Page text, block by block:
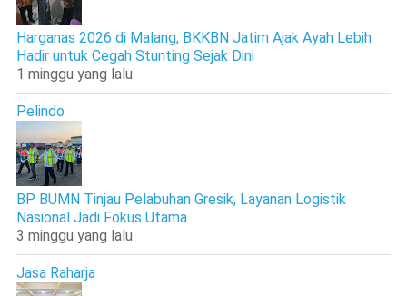
Harganas 2026 di Malang, BKKBN Jatim Ajak Ayah Lebih
Hadir untuk Cegah Stunting Sejak Dini
1 minggu yang lalu
Pelindo
BP BUMN Tinjau Pelabuhan Gresik, Layanan Logistik
Nasional Jadi Fokus Utama
3 minggu yang lalu
Jasa Raharja